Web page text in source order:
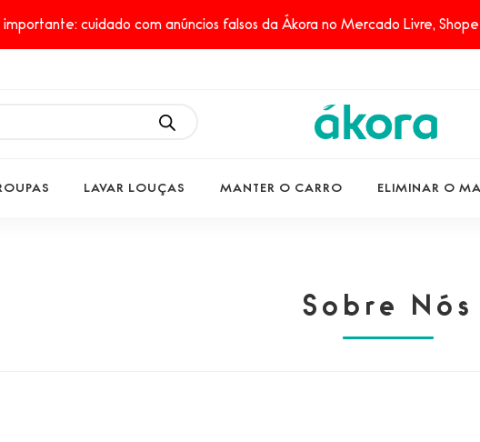
importante: cuidado com anúncios falsos da Ákora no Mercado Livre,
LAVAR LOUÇAS MANTER O CARRO ELIMINAR O
Sobre Nós